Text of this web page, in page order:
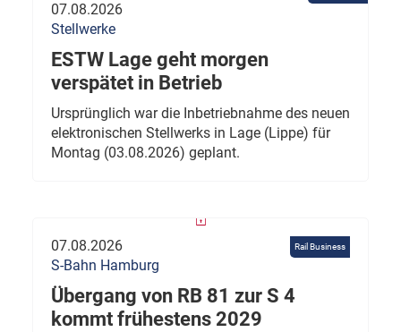
07.08.2026
Stellwerke
ESTW Lage geht morgen
verspätet in Betrieb
Ursprünglich war die Inbetriebnahme des neuen
elektronischen Stellwerks in Lage (Lippe) für
Montag (03.08.2026) geplant.
Rail Business
07.08.2026
S-Bahn Hamburg
Übergang von RB 81 zur S 4
kommt frühestens 2029